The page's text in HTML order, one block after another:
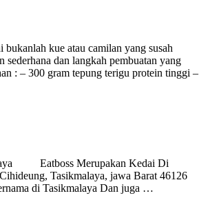
kue atau camilan yang susah
dan langkah pembuatan yang
: – 300 gram tepung terigu protein tinggi –
Eatboss Merupakan Kedai Di
Tasikmalaya, jawa Barat 46126
di Tasikmalaya Dan juga …